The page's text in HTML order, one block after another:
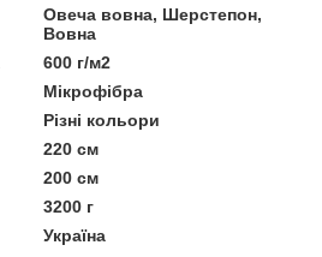
Овеча вовна, Шерстепон,
Вовна
600 г/м2
Мікрофібра
Різні кольори
220 см
200 см
3200 г
Україна